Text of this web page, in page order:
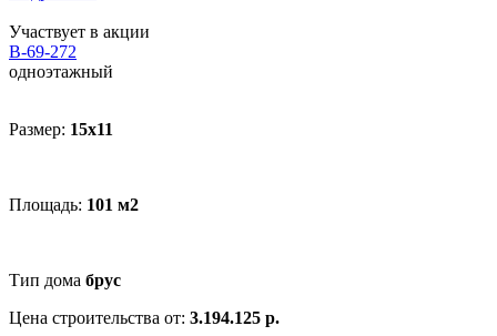
Участвует в акции
В-69-272
одноэтажный
Размер: 15x11
Площадь: 101 м2
Тип дома брус
Цена строительства от: 3.194.125 р.